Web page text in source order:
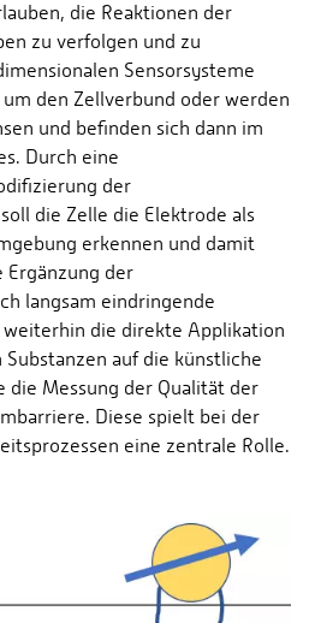
die Reaktionen der
zu verfolgen und zu
Sensorsysteme
den Zellverbund oder werden
und befinden sich dann im
Durch eine
der
die Zelle die Elektrode als
erkennen und damit
Ergänzung der
langsam eindringende
die direkte Applikation
auf die künstliche
die Messung der Qualität der
Diese spielt bei der
eine zentrale Rolle.